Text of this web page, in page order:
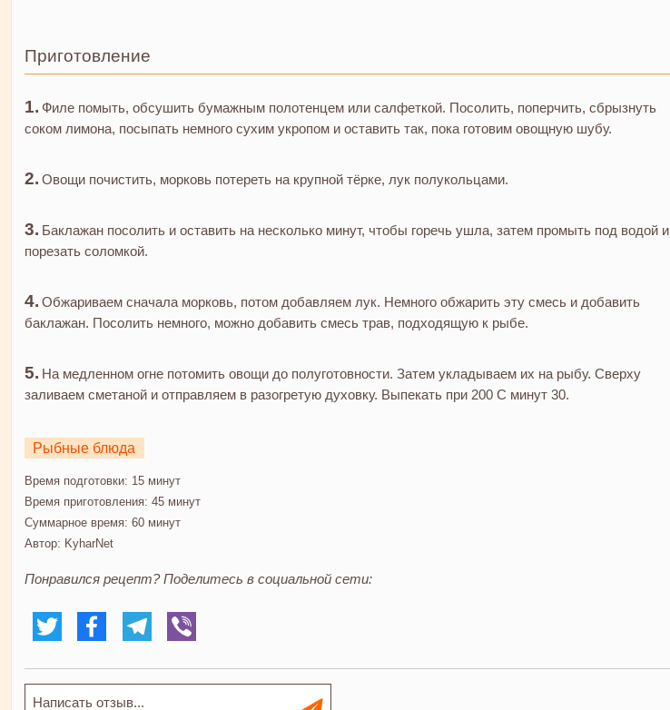
Приготовление
Филе помыть, обсушить бумажным полотенцем или салфеткой. Посолить, поперчить, сбрызнуть
соком лимона, посыпать немного сухим укропом и оставить так, пока готовим овощную шубу.
Овощи почистить, морковь потереть на крупной тёрке, лук полукольцами.
Баклажан посолить и оставить на несколько минут, чтобы горечь ушла, затем промыть под водой и
порезать соломкой.
Обжариваем сначала морковь, потом добавляем лук. Немного обжарить эту смесь и добавить
баклажан. Посолить немного, можно добавить смесь трав, подходящую к рыбе.
На медленном огне потомить овощи до полуготовности. Затем укладываем их на рыбу. Сверху
заливаем сметаной и отправляем в разогретую духовку. Выпекать при 200 C минут 30.
Рыбные блюда
Время подготовки: 15 минут
Время приготовления: 45 минут
Суммарное время: 60 минут
Автор: KyharNet
Понравился рецепт? Поделитесь в социальной сети: